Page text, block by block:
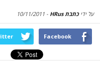
-
10/11/2011
Twitter